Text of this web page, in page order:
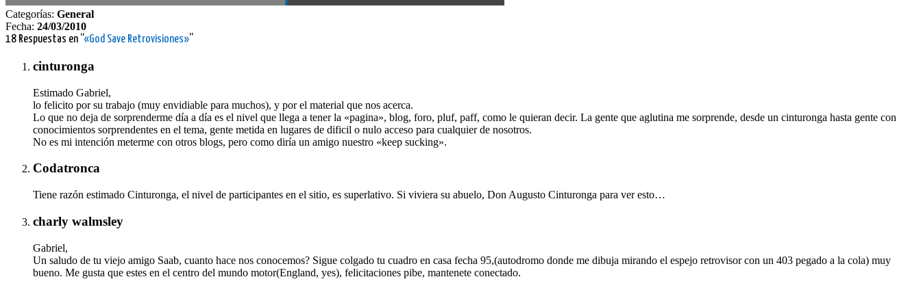
Categorías: General
Fecha: 24/03/2010
18 Respuestas en “«God Save Retrovisiones»”
cinturonga
Estimado Gabriel,
lo felicito por su trabajo (muy envidiable para muchos), y por el material que nos acerca.
Lo que no deja de sorprenderme día a día es el nivel que llega a tener la «pagina», blog, foro, pluf, paff, como le quieran decir. La gente que aglutina me sorprende, desde un cinturonga hasta gente con
conocimientos sorprendentes en el tema, gente metida en lugares de dificil o nulo acceso para cualquier de nosotros.
No es mi intención meterme con otros blogs, pero como diría un amigo nuestro «keep sucking».
Codatronca
Tiene razón estimado Cinturonga, el nivel de participantes en el sitio, es superlativo. Si viviera su abuelo, Don Augusto Cinturonga para ver esto…
charly walmsley
Gabriel,
Un saludo de tu viejo amigo Saab, cuanto hace nos conocemos? Sigue colgado tu cuadro en casa fecha 95,(autodromo donde me dibuja mirando el espejo retrovisor con un 403 pegado a la cola) muy
bueno. Me gusta que estes en el centro del mundo motor(England, yes), felicitaciones pibe, mantenete conectado.